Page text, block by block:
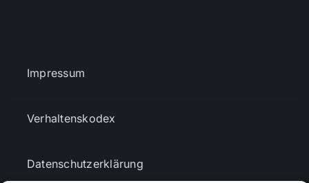
Impressum
Verhaltenskodex
Datenschutzerklärung